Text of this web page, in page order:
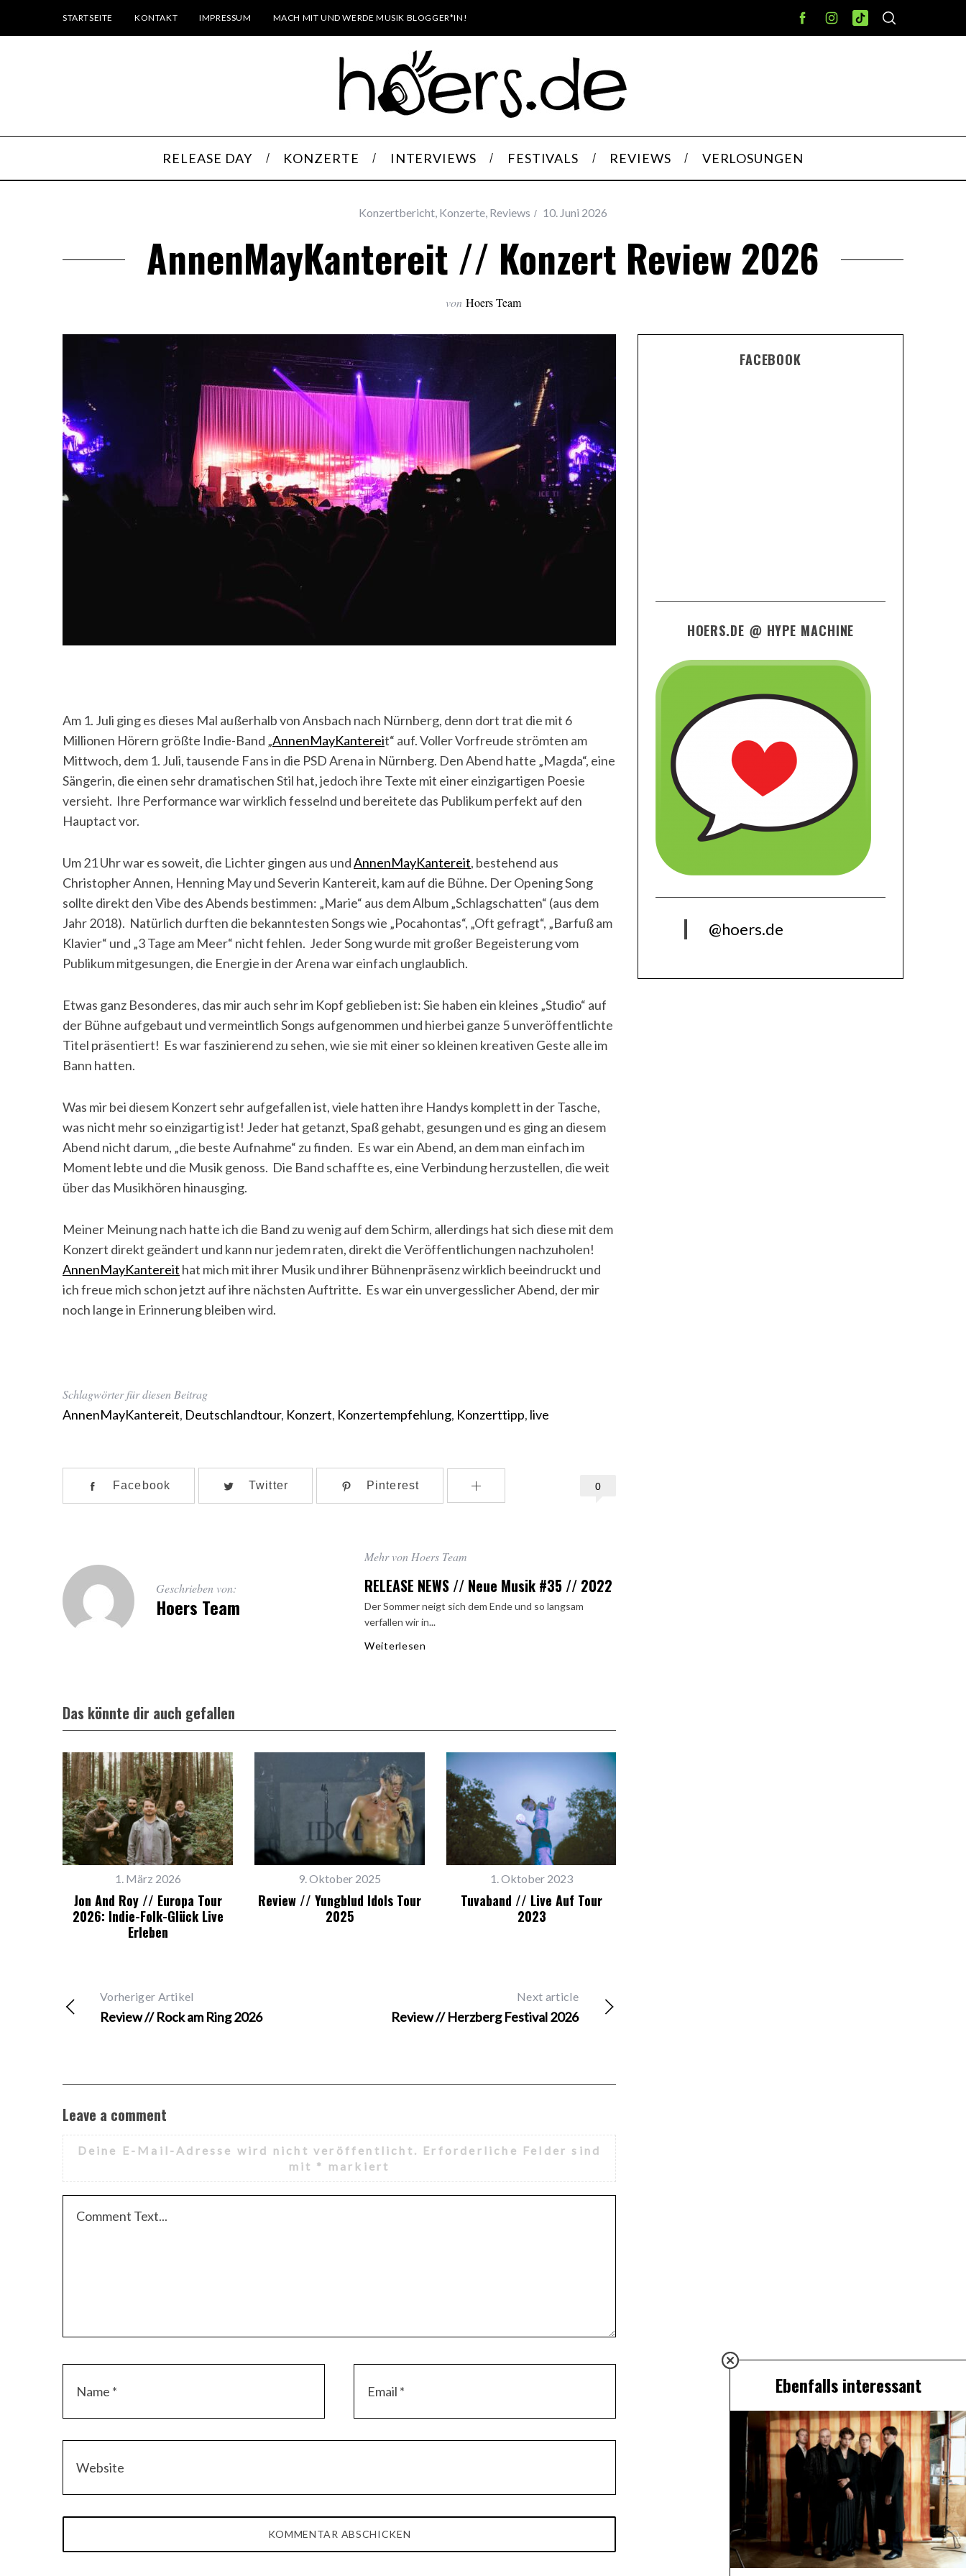
STARTSEITE KONTAKT IMPRESSUM MACH MIT UND WERDE MUSIK BLOGGER*IN!
RELEASE DAY KONZERTE INTERVIEWS FESTIVALS REVIEWS VERLOSUNGEN
Konzertbericht, Konzerte, Reviews 10. Juni 2026
AnnenMayKantereit // Konzert Review 2026
von Hoers Team
Am 1. Juli ging es dieses Mal außerhalb von Ansbach nach Nürnberg, denn dort trat die mit 6
Millionen Hörern größte Indie-Band „AnnenMayKantereit“ auf. Voller Vorfreude strömten am
Mittwoch, dem 1. Juli, tausende Fans in die PSD Arena in Nürnberg. Den Abend hatte „Magda“, eine
Sängerin, die einen sehr dramatischen Stil hat, jedoch ihre Texte mit einer einzigartigen Poesie
versieht. Ihre Performance war wirklich fesselnd und bereitete das Publikum perfekt auf den
Hauptact vor.
Um 21 Uhr war es soweit, die Lichter gingen aus undAnnenMayKantereit, bestehend aus
Christopher Annen, Henning May und Severin Kantereit, kam auf die Bühne. Der Opening Song
sollte direkt den Vibe des Abends bestimmen: „Marie“ aus dem Album „Schlagschatten“ (aus dem
Jahr 2018). Natürlich durften die bekanntesten Songs wie „Pocahontas“, „Oft gefragt“, „Barfuß am
Klavier“ und „3 Tage am Meer“ nicht fehlen. Jeder Song wurde mit großer Begeisterung vom
Publikum mitgesungen, die Energie in der Arena war einfach unglaublich.
Etwas ganz Besonderes, das mir auch sehr im Kopf geblieben ist: Sie haben ein kleines „Studio“ auf
der Bühne aufgebaut und vermeintlich Songs aufgenommen und hierbei ganze 5 unveröffentlichte
Titel präsentiert! Es war faszinierend zu sehen, wie sie mit einer so kleinen kreativen Geste alle im
Bann hatten.
Was mir bei diesem Konzert sehr aufgefallen ist, viele hatten ihre Handys komplett in der Tasche,
was nicht mehr so einzigartig ist! Jeder hat getanzt, Spaß gehabt, gesungen und es ging an diesem
Abend nicht darum, „die beste Aufnahme“ zu finden. Es war ein Abend, an dem man einfach im
Moment lebte und die Musik genoss. Die Band schaffte es, eine Verbindung herzustellen, die weit
über das Musikhören hinausging.
Meiner Meinung nach hatte ich die Band zu wenig auf dem Schirm, allerdings hat sich diese mit dem
Konzert direkt geändert und kann nur jedem raten, direkt die Veröffentlichungen nachzuholen!
AnnenMayKantereit hat mich mit ihrer Musik und ihrer Bühnenpräsenz wirklich beeindruckt und
ich freue mich schon jetzt auf ihre nächsten Auftritte. Es war ein unvergesslicher Abend, der mir
noch lange in Erinnerung bleiben wird.
Schlagwörter für diesen Beitrag
AnnenMayKantereit, Deutschlandtour, Konzert, Konzertempfehlung, Konzerttipp, live
0
Facebook Twitter Pinterest
Geschrieben von:
Hoers Team
Mehr von Hoers Team
RELEASE NEWS // Neue Musik #35 // 2022
Der Sommer neigt sich dem Ende und so langsam
verfallen wir in...
Weiterlesen
Das könnte dir auch gefallen
1. März 2026
Jon And Roy // Europa Tour
2026: Indie-Folk-Glück Live
Erleben
9. Oktober 2025
Review // Yungblud Idols Tour
2025
1. Oktober 2023
Tuvaband // Live Auf Tour
2023
Vorheriger Artikel
Review // Rock am Ring 2026
Next article
Review // Herzberg Festival 2026
Leave a comment
Deine E-Mail-Adresse wird nicht veröffentlicht. Erforderliche Felder sind
mit * markiert
FACEBOOK
HOERS.DE @ HYPE MACHINE
@hoers.de
Ebenfalls interessant